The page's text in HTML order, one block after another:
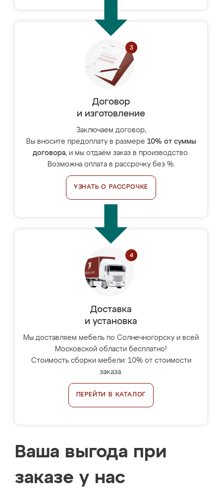
Договор
и изготовление
Заключаем договор,
Вы вносите предоплату в размере 10% от суммы
договора, и мы отдаём заказ в производство.
Возможна оплата в рассрочку без %.
УЗНАТЬ О РАССРОЧКЕ
Доставка
и установка
Мы доставляем мебель по Солнечногорску и всей
Московской области бесплатно!
Стоимость сборки мебели: 10% от стоимости
заказа.
ПЕРЕЙТИ В КАТАЛОГ
Ваша выгода при
заказе у нас